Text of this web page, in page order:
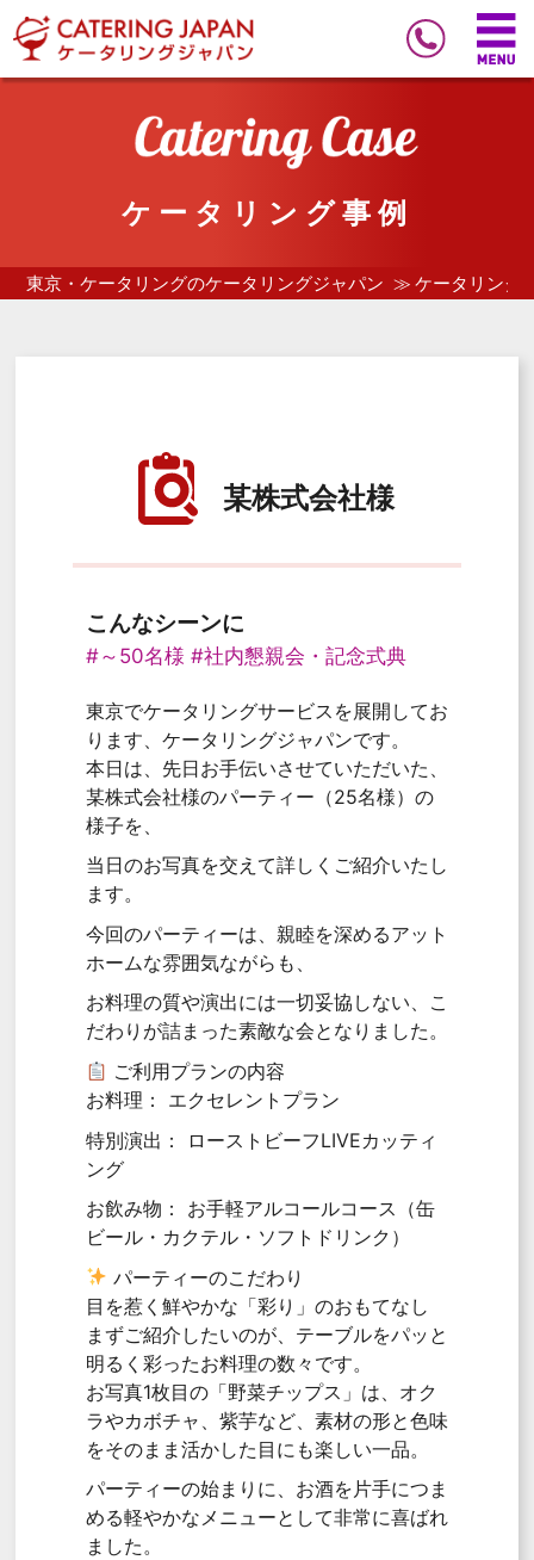
ケータリング事例
東京・ケータリングのケータリングジャパン ケータリング
某株式会社様
こんなシーンに
#～50名様 #社内懇親会・記念式典
東京でケータリングサービスを展開してお
ります、ケータリングジャパンです。
本日は、先日お手伝いさせていただいた、
某株式会社様のパーティー（25名様）の
様子を、
当日のお写真を交えて詳しくご紹介いたし
ます。
今回のパーティーは、親睦を深めるアット
ホームな雰囲気ながらも、
お料理の質や演出には一切妥協しない、こ
だわりが詰まった素敵な会となりました。
ご利用プランの内容
お料理： エクセレントプラン
特別演出： ローストビーフLIVEカッティ
ング
お飲み物： お手軽アルコールコース（缶
ビール・カクテル・ソフトドリンク）
パーティーのこだわり
目を惹く鮮やかな「彩り」のおもてなし
まずご紹介したいのが、テーブルをパッと
明るく彩ったお料理の数々です。
お写真1枚目の「野菜チップス」は、オク
ラやカボチャ、紫芋など、素材の形と色味
をそのまま活かした目にも楽しい一品。
パーティーの始まりに、お酒を片手につま
める軽やかなメニューとして非常に喜ばれ
ました。